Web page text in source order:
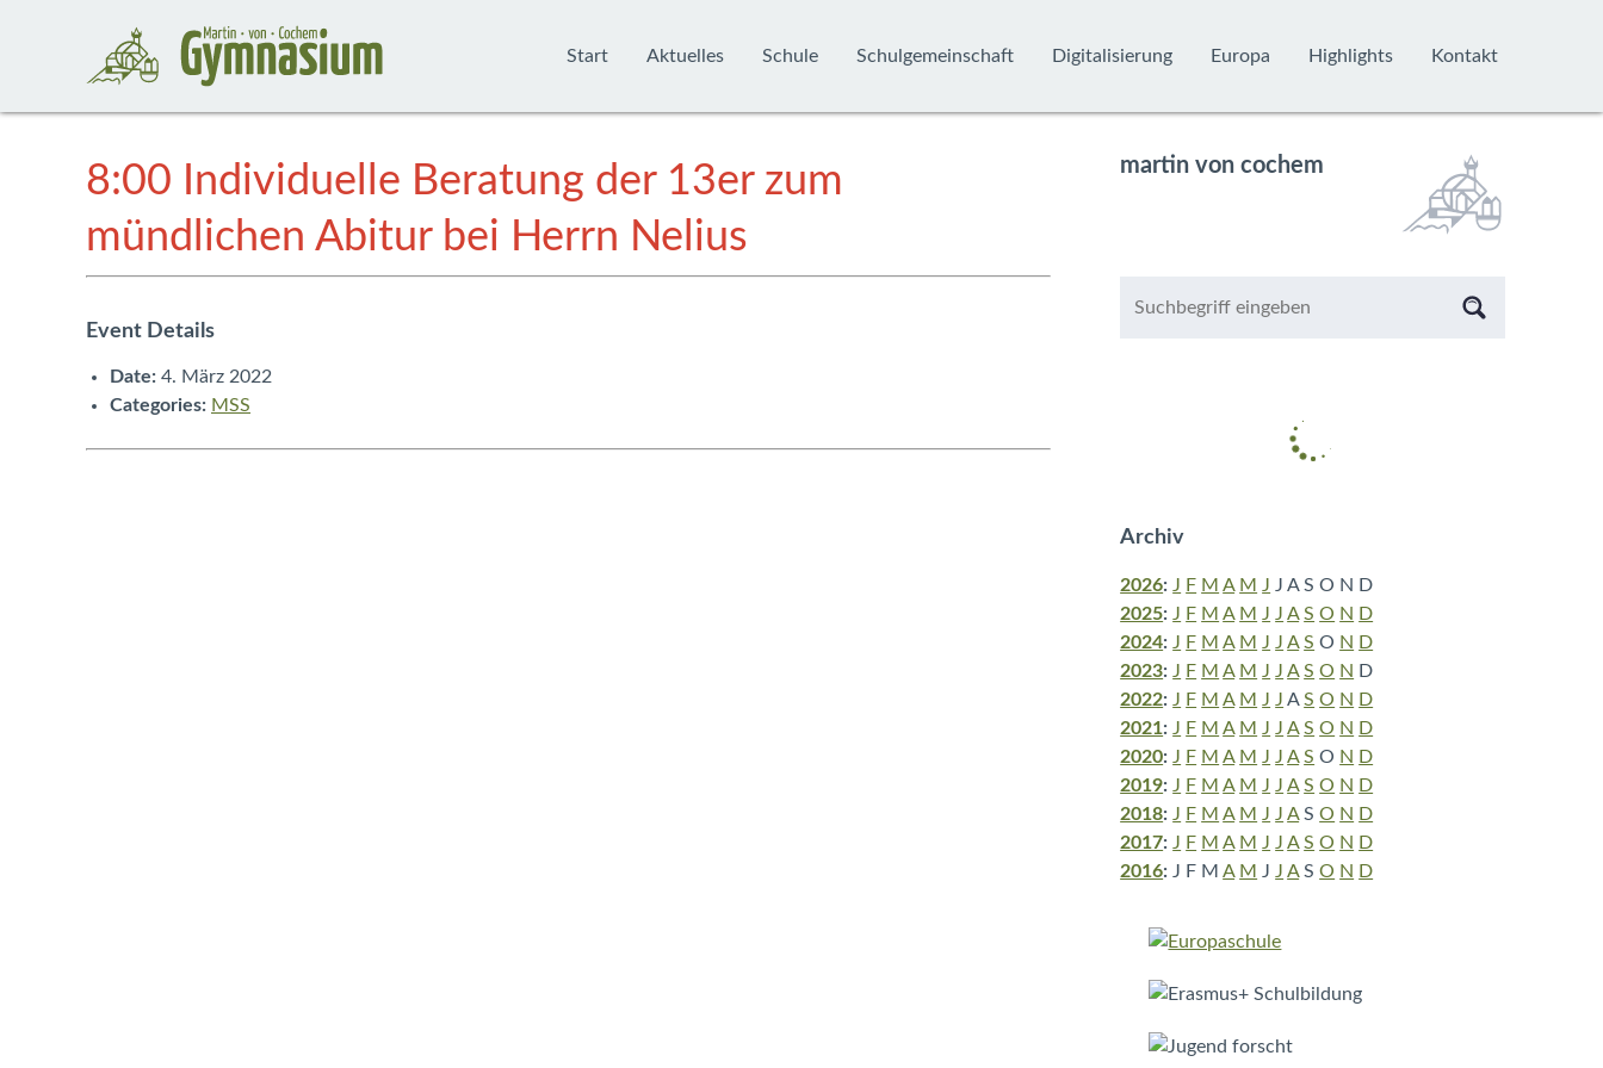
Start Aktuelles Schule Schulgemeinschaft Digitalisierung Europa Highlights Kontakt
8:00 Individuelle Beratung der 13er zum
mündlichen Abitur bei Herrn Nelius
Event Details
Date: 4. März 2022
Categories: MSS
martin von cochem
Archiv
2026: J F M A M J J A S O N D
2025: J F M A M J J A S O N D
2024: J F M A M J J A S O N D
2023: J F M A M J J A S O N D
2022: J F M A M J J A S O N D
2021: J F M A M J J A S O N D
2020: J F M A M J J A S O N D
2019: J F M A M J J A S O N D
2018: J F M A M J J A S O N D
2017: J F M A M J J A S O N D
2016: J F M A M J J A S O N D